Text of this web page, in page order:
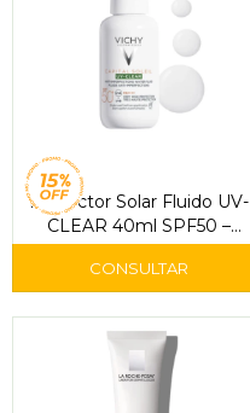
Protector Solar Fluido UV-
CLEAR 40ml SPF50 –
Vichy